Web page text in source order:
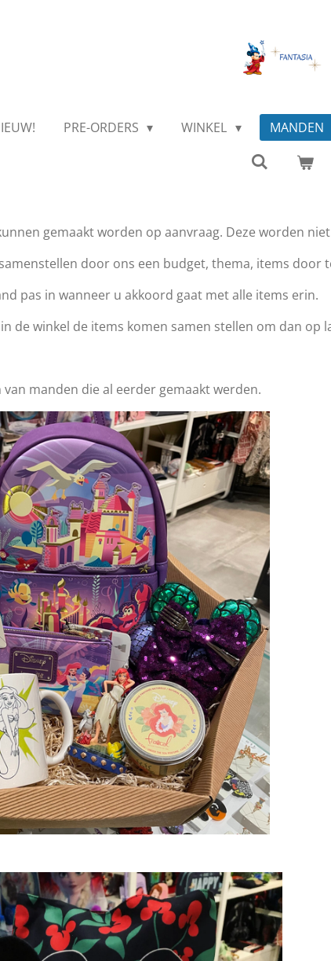
PRE-ORDERS WINKEL MANDEN
gemaakt worden op aanvraag. Deze worden
door ons een budget, thema, items door
pas in wanneer u akkoord gaat met alle items erin.
de winkel de items komen samen stellen om dan
manden die al eerder gemaakt werden.